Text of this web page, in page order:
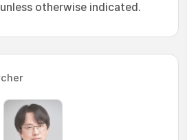
otherwise indicated.